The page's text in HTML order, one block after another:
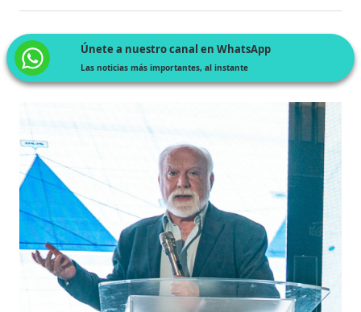
Únete a nuestro canal en WhatsApp
Las noticias más importantes, al instante